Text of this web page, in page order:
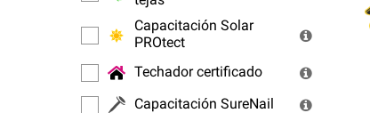
Capacitación Solar
PROtect
Techador certificado
Capacitación SureNail